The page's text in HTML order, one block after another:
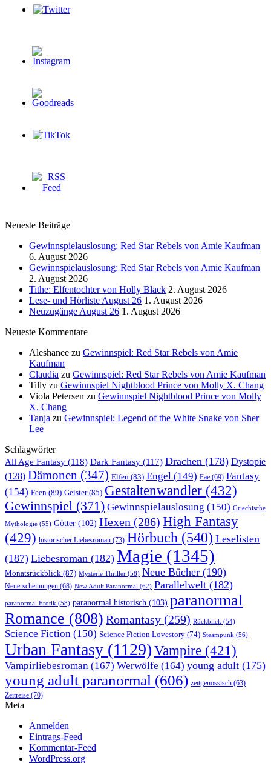
Neueste Beiträge
Gewinnspielauslosung: Red Star Rebels von Amie Kaufman
6. August 2026
Gewinnspielauslosung: Red Star Rebels von Amie Kaufman
2. August 2026
Tithe: Elfentochter von Holly Black 2. August 2026
Lese- und Hörliste August 26 1. August 2026
Neuzugänge August 26 1. August 2026
Neueste Kommentare
Aleshanee zu Gewinnspiel: Red Star Rebels von Amie
Kaufman
Claudia zu Gewinnspiel: Red Star Rebels von Amie Kaufman
Tilly zu Gewinnspiel Nightblood Prince von Molly X. Chang
Viola Petersen zu Gewinnspiel Nightblood Prince von Molly
X. Chang
Tanja zu Gewinnspiel: Legend of the White Snake von Sher
Lee
Schlagwörter
All Age Fantasy (118) Dark Fantasy (117) Drachen (178) Dystopie
(128) Dämonen (347) Elfen (83) Engel (149) Fae (69) Fantasy
(154) Feen (89) Geister(85) Gestaltenwandler (432)
Gewinnspiel (371) Gewinnspielauslosung (150) Griechische
Mythologie (55) Götter (102) Hexen (286) High Fantasy
(429) historischer Liebesroman (73) Hörbuch (540) Leselisten
(187) Liebesroman (182) Magie (1345)
Monatsrückblick (87) Mysterie Thriller (58) Neue Bücher (190)
Neuerscheinungen (68) New Adult Paranormal (62) Parallelwelt (182)
paranormal Erotik (58) paranormal historisch (103) paranormal
Romance (808) Romantasy (259) Rückblick (54)
Science Fiction (150) Science Fiction Lovestory (74) Steampunk (56)
Urban Fantasy (1129) Vampire (421)
Vampirliebesroman (167) Werwölfe (164) young adult (175)
young adult paranormal (606) zeitgenössisch (63)
Zeitreise (70)
Meta
Anmelden
Eintrags-Feed
Kommentar-Feed
WordPress.org